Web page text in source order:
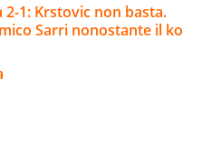
1: Krstovic non basta.
Sarri nonostante il ko